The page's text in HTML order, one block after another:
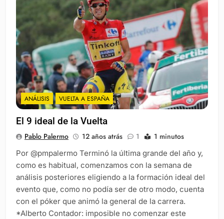
ANÁLISIS VUELTA A ESPAÑA
El 9 ideal de la Vuelta
Pablo Palermo 12 años atrás 1 1 minutos
Por @pmpalermo Terminó la última grande del año y,
como es habitual, comenzamos con la semana de
análisis posteriores eligiendo a la formación ideal del
evento que, como no podía ser de otro modo, cuenta
con el póker que animó la general de la carrera.
*Alberto Contador: imposible no comenzar este